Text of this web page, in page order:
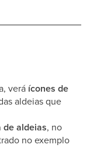
verá ícones de
aldeias que
de aldeias, no
no exemplo